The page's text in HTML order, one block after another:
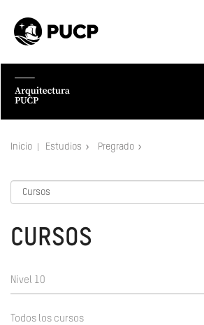
Inicio Estudios Pregrado
CURSOS
Nivel 10
Todos los cursos